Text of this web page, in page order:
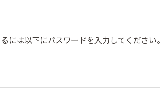
には以下にパスワードを入力してください。